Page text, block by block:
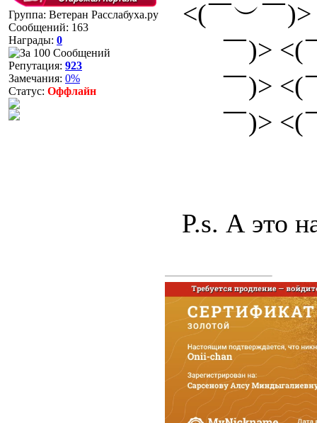
Группа: Ветеран Расслабуха.ру
Сообщений: 163
Награды: 0
Репутация: 923
Замечания: 0%
Статус: Оффлайн
<(￣︶￣
￣)> <(
￣)> <(
￣)> <(
P.s. А это